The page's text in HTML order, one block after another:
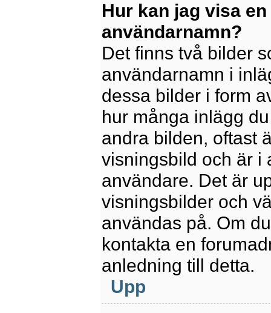
Hur kan jag visa
användarnamn?
Det finns två bilder
användarnamn i
dessa bilder i form
hur många inlägg
andra bilden, oftast
visningsbild och är i
användare. Det är
visningsbilder och
användas på. Om
kontakta en
anledning till detta.
Upp